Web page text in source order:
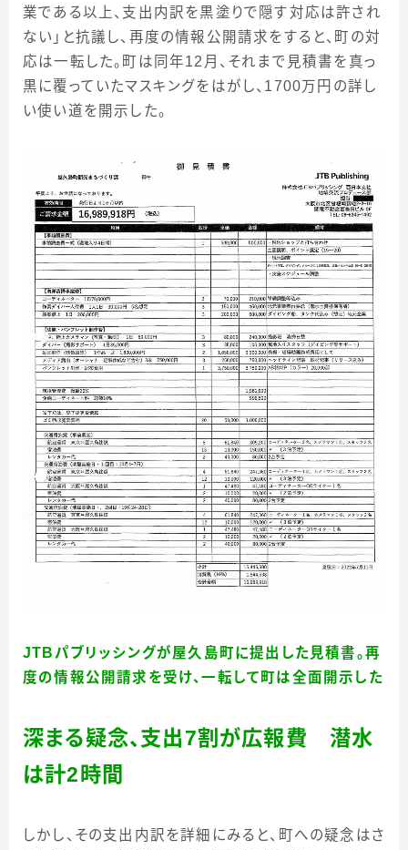
業である以上、支出内訳を黒塗りで隠す対応は許され
ない」と抗議し、再度の情報公開請求をすると、町の対
応は一転した。町は同年12月、それまで見積書を真っ
黒に覆っていたマスキングをはがし、1700万円の詳し
い使い道を開示した。
JTB パブリッシングが屋久島町に提出した見積書。再
度の情報公開請求を受け、一転して町は全面開示した
深まる疑念、支出7割が広報費 潜水
は計2時間
しかし、その支出内訳を詳細にみると、町への疑念はさ